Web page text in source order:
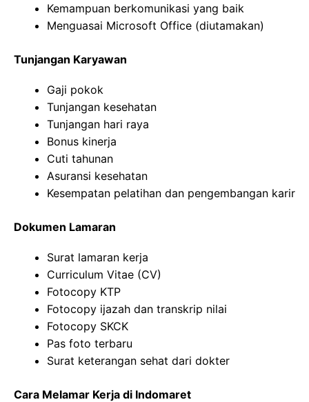
Kemampuan berkomunikasi yang baik
Menguasai Microsoft Office (diutamakan)
Tunjangan Karyawan
Gaji pokok
Tunjangan kesehatan
Tunjangan hari raya
Bonus kinerja
Cuti tahunan
Asuransi kesehatan
Kesempatan pelatihan dan pengembangan karir
Dokumen Lamaran
Surat lamaran kerja
Curriculum Vitae (CV)
Fotocopy KTP
Fotocopy ijazah dan transkrip nilai
Fotocopy SKCK
Pas foto terbaru
Surat keterangan sehat dari dokter
Cara Melamar Kerja di Indomaret